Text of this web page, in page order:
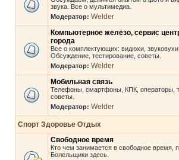
звука. Все о мультимедиа.
Модератор: Welder
Компьютерное железо, сервис
города
Все о комплектующих: видюхи,
Обсуждение, тестирование, советы.
Модератор: Welder
Мобильная связь
Телефоны, смартфоны, КПК, операторы,
советы.
Модератор: Welder
Спорт Здоровье Отдых
Свободное время
Кто чем занимается в свободное время,
Болельщики здесь.